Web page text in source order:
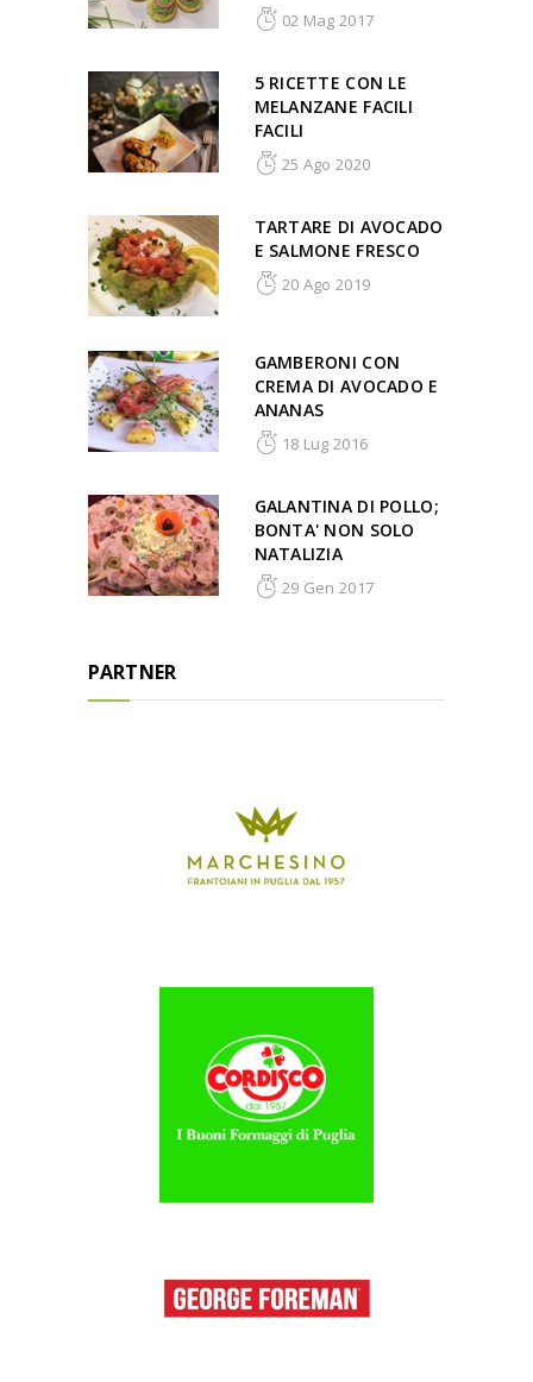
02 Mag 2017
5 RICETTE CON LE
MELANZANE FACILI
FACILI
25 Ago 2020
TARTARE DI AVOCADO
E SALMONE FRESCO
20 Ago 2019
GAMBERONI CON
CREMA DI AVOCADO E
ANANAS
18 Lug 2016
GALANTINA DI POLLO;
BONTA' NON SOLO
NATALIZIA
29 Gen 2017
PARTNER